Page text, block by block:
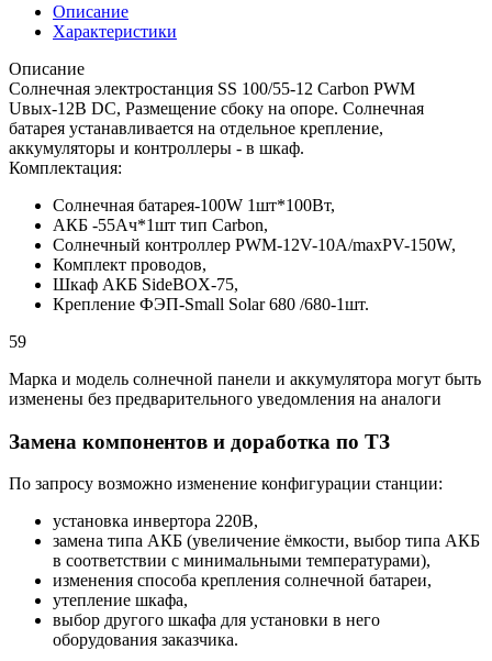
Описание
Характеристики
Описание
Солнечная электростанция SS 100/55-12 Carbon PWM
Uвых-12В DC, Размещение сбоку на опоре. Солнечная
батарея устанавливается на отдельное крепление,
аккумуляторы и контроллеры - в шкаф.
Комплектация:
Солнечная батарея-100W 1шт*100Вт,
АКБ -55Aч*1шт тип Carbon,
Солнечный контроллер PWM-12V-10A/maxPV-150W,
Комплект проводов,
Шкаф АКБ SideBOX-75,
Крепление ФЭП-Small Solar 680 /680-1шт.
59
Марка и модель солнечной панели и аккумулятора могут быть
изменены без предварительного уведомления на аналоги
Замена компонентов и доработка по ТЗ
По запросу возможно изменение конфигурации станции:
установка инвертора 220В,
замена типа АКБ (увеличение ёмкости, выбор типа АКБ
в соответствии с минимальными температурами),
изменения способа крепления солнечной батареи,
утепление шкафа,
выбор другого шкафа для установки в него
оборудования заказчика.